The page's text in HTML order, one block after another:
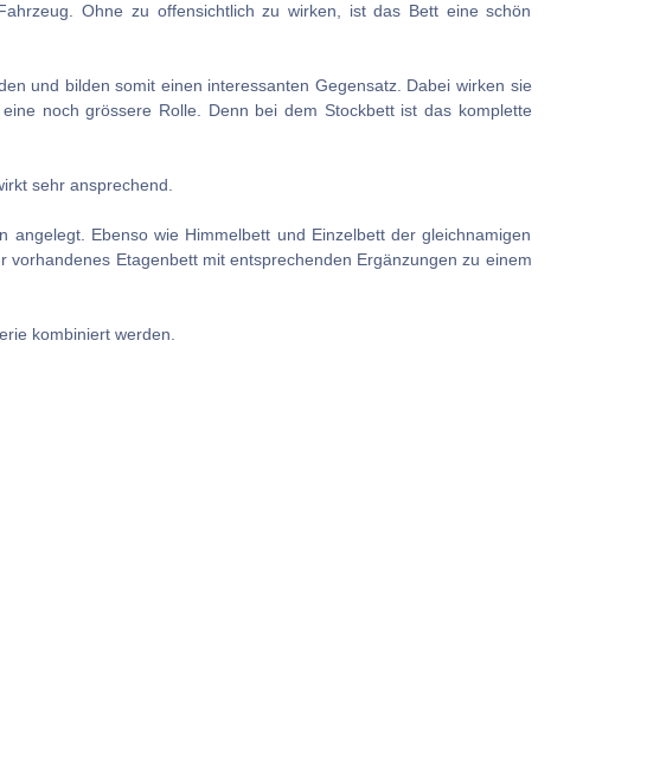
Ohne zu offensichtlich zu wirken, ist das Bett eine schön
und bilden somit einen interessanten Gegensatz. Dabei wirken sie
noch grössere Rolle. Denn bei dem Stockbett ist das komplette
sehr ansprechend.
Ebenso wie Himmelbett und Einzelbett der gleichnamigen
Etagenbett mit entsprechenden Ergänzungen zu einem
kombiniert werden.